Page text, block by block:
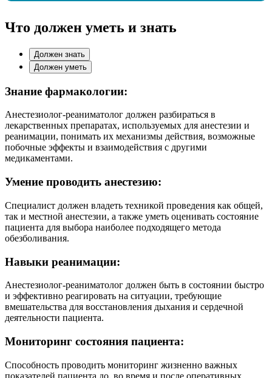
Что должен уметь и знать
Должен знать
Должен уметь
Знание фармакологии:
Анестезиолог-реаниматолог должен разбираться в
лекарственных препаратах, используемых для анестезии и
реанимации, понимать их механизмы действия, возможные
побочные эффекты и взаимодействия с другими
медикаментами.
Умение проводить анестезию:
Специалист должен владеть техникой проведения как общей,
так и местной анестезии, а также уметь оценивать состояние
пациента для выбора наиболее подходящего метода
обезболивания.
Навыки реанимации:
Анестезиолог-реаниматолог должен быть в состоянии быстро
и эффективно реагировать на ситуации, требующие
вмешательства для восстановления дыхания и сердечной
деятельности пациента.
Мониторинг состояния пациента:
Способность проводить мониторинг жизненно важных
показателей пациента до, во время и после оперативных